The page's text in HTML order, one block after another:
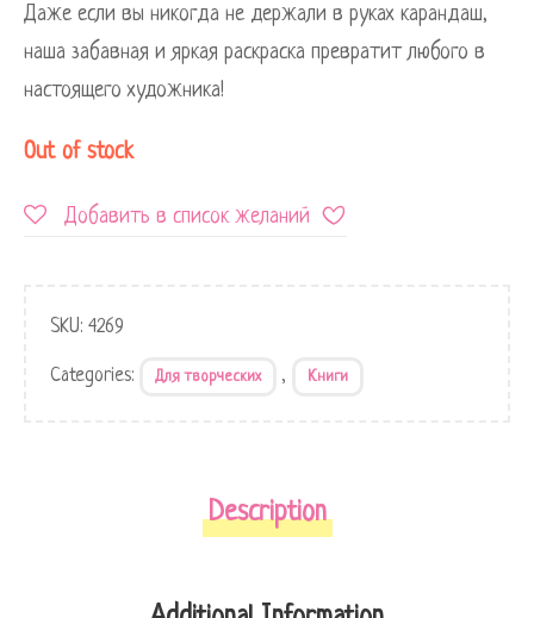
Даже если вы никогда не держали в руках карандаш,
наша забавная и яркая раскраска превратит любого в
настоящего художника!
Out of stock
Добавить в список желаний
SKU: 4269
Categories: Для творческих , Книги
Description